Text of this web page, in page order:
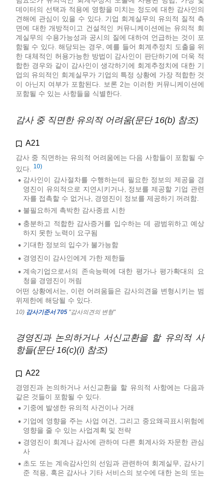
데이터의 선택과 적용에 영향을 미치는 정도에 대한 감사인의
견해에 관심이 있을 수 있다. 기업 회계실무의 유의적 질적 측
면에 대한 개방적이고 건설적인 커뮤니케이션에는 유의적 회
계실무의 수용가능성과 공시의 질에 대하여 언급하는 것이 포
함될 수 있다. 해당되는 경우, 예를 들어 회계추정치 도출을 위
한 대체적인 허용가능한 방법이 감사인이 판단하기에 더욱 적
합한 경우와 같이 감사인이 생각하기에 회계추정치에 대한 기
업의 유의적인 회계실무가 기업의 특정 상황에 가장 적합한 것
이 아닌지 여부가 포함된다. 보론 2는 이러한 커뮤니케이션에
포함될 수 있는 사항들을 식별한다.
감사 중 직면한 유의적 어려움(문단 16(b) 참조)
A21
감사 중 직면하는 유의적 어려움에는 다음 사항들이 포함될 수
있다.
10)
• 감사인이 감사절차를 수행하는데 필요한 정보의 제공을 경
영진이 유의적으로 지연시키거나, 정보를 제공할 기업 관련
자를 접촉할 수 없거나, 경영진이 정보를 제공하기 꺼려함.
• 불필요하게 촉박한 감사종료 시한
• 충분하고 적합한 감사증거를 입수하는 데 광범위하고 예상
하지 못한 노력이 요구됨
• 기대한 정보의 입수가 불가능함
• 경영진이 감사인에게 가한 제한들
• 계속기업으로서의 존속능력에 대한 평가나 평가확대의 요
청을 경영진이 꺼림
어떤 상황에서는, 이런 어려움들은 감사의견을 변형시키는 범
위제한에 해당될 수 있다.
10) 감사기준서 705 "감사의견의 변형"
경영진과 논의하거나 서신교환을 할 유의적 사
항들(문단 16(c)(i) 참조)
A22
경영진과 논의하거나 서신교환을 할 유의적 사항에는 다음과
같은 것들이 포함될 수 있다.
• 기중에 발생한 유의적 사건이나 거래
• 기업에 영향을 주는 사업 여건, 그리고 중요왜곡표시위험에
영향을 줄 수 있는 사업계획 및 전략
• 경영진이 회계나 감사에 관하여 다른 회계사와 자문한 관심
사
• 초도 또는 계속감사인의 선임과 관련하여 회계실무, 감사기
준 적용, 혹은 감사나 기타 서비스의 보수에 대한 논의 또는